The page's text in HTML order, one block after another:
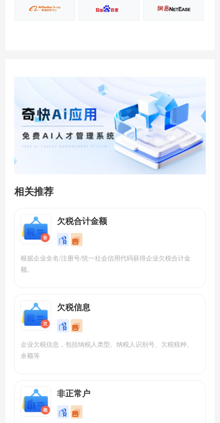
相关推荐
欠税合计金额
根据企业全名/注册号/统一社会信用代码获得企业欠税合计金
额。
欠税信息
企业欠税信息，包括纳税人类型、纳税人识别号、欠税税种、
余额等
非正常户